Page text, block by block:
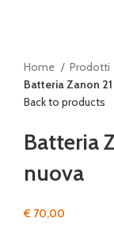
Home Prodotti
Batteria Zanon
Back to products
Batteria
nuova
€ 70,00